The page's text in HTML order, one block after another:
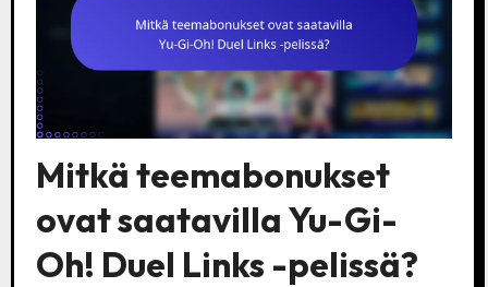
Mitkä teemabonukset
ovat saatavilla Yu-Gi-
Oh! Duel Links -pelissä?